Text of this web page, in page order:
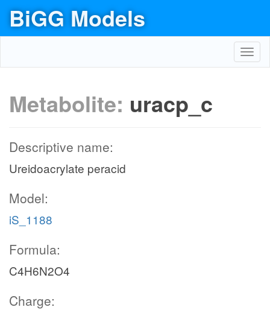
BiGG Models
Metabolite: uracp_c
Descriptive name:
Ureidoacrylate peracid
Model:
iS_1188
Formula:
C4H6N2O4
Charge: